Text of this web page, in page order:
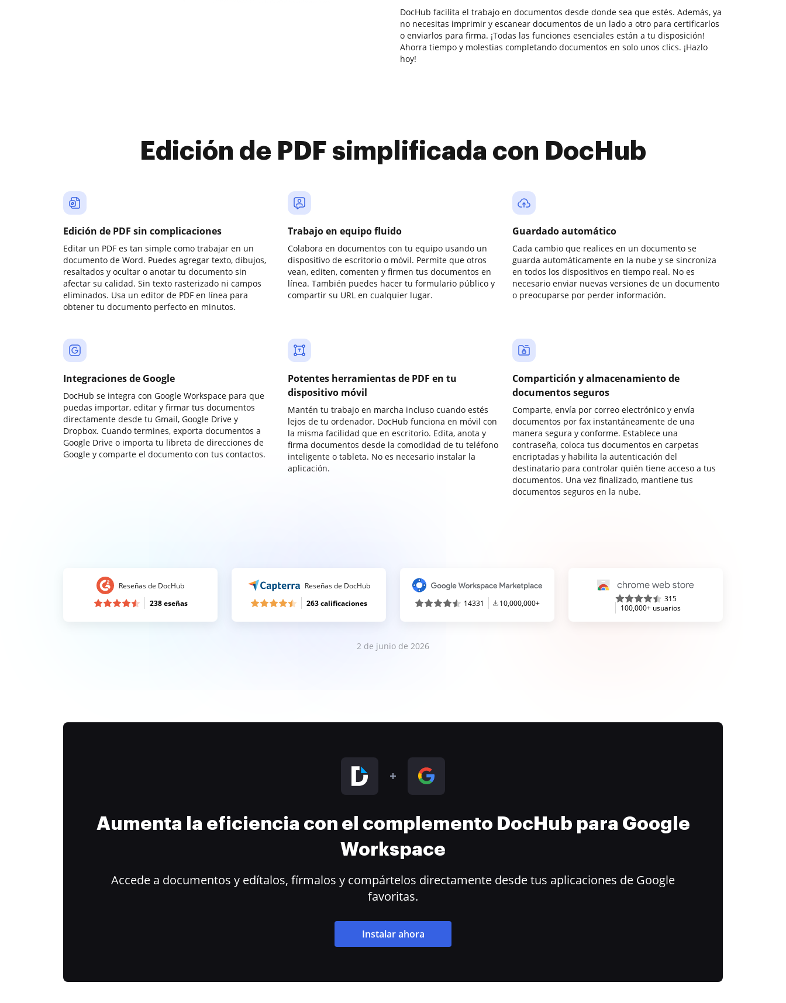
DocHub facilita el trabajo en documentos desde donde sea que estés. Además, ya
no necesitas imprimir y escanear documentos de un lado a otro para certificarlos
o enviarlos para firma. ¡Todas las funciones esenciales están a tu disposición!
Ahorra tiempo y molestias completando documentos en solo unos clics. ¡Hazlo
hoy!
Edición de PDF simplificada con DocHub
Edición de PDF sin complicaciones
Editar un PDF es tan simple como trabajar en un
documento de Word. Puedes agregar texto, dibujos,
resaltados y ocultar o anotar tu documento sin
afectar su calidad. Sin texto rasterizado ni campos
eliminados. Usa un editor de PDF en línea para
obtener tu documento perfecto en minutos.
Trabajo en equipo fluido
Colabora en documentos con tu equipo usando un
dispositivo de escritorio o móvil. Permite que otros
vean, editen, comenten y firmen tus documentos en
línea. También puedes hacer tu formulario público y
compartir su URL en cualquier lugar.
Guardado automático
Cada cambio que realices en un documento se
guarda automáticamente en la nube y se sincroniza
en todos los dispositivos en tiempo real. No es
necesario enviar nuevas versiones de un documento
o preocuparse por perder información.
Integraciones de Google
DocHub se integra con Google Workspace para que
puedas importar, editar y firmar tus documentos
directamente desde tu Gmail, Google Drive y
Dropbox. Cuando termines, exporta documentos a
Google Drive o importa tu libreta de direcciones de
Google y comparte el documento con tus contactos.
Potentes herramientas de PDF en tu
dispositivo móvil
Mantén tu trabajo en marcha incluso cuando estés
lejos de tu ordenador. DocHub funciona en móvil con
la misma facilidad que en escritorio. Edita, anota y
firma documentos desde la comodidad de tu teléfono
inteligente o tableta. No es necesario instalar la
aplicación.
Compartición y almacenamiento de
documentos seguros
Comparte, envía por correo electrónico y envía
documentos por fax instantáneamente de una
manera segura y conforme. Establece una
contraseña, coloca tus documentos en carpetas
encriptadas y habilita la autenticación del
destinatario para controlar quién tiene acceso a tus
documentos. Una vez finalizado, mantiene tus
documentos seguros en la nube.
Reseñas de DocHub
238 eseñas
Reseñas de DocHub
263 calificaciones
14331 10,000,000+
315
100,000+ usuarios
2 de junio de 2026
Aumenta la eficiencia con el complemento DocHub para Google
Workspace
Accede a documentos y edítalos, fírmalos y compártelos directamente desde tus aplicaciones de Google
favoritas.
Instalar ahora